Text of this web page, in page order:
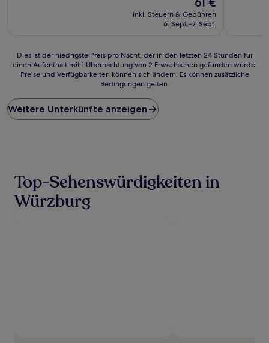
Preis
beträgt
inkl. Steuern & Gebühren
6. Sept.–7. Sept.
Dies
ist
Preis
pro
Nacht,
24 Stunden
einen
Aufenthalt
Dies ist der niedrigste Preis pro Nacht, der in den letzten 24 Stunden für
einen Aufenthalt mit 1 Übernachtung von 2 Erwachsenen gefunden wurde.
Preise und Verfügbarkeiten können sich ändern. Es können zusätzliche
Bedingungen gelten.
Weitere Unterkünfte anzeigen
Top-Sehenswürdigkeiten in
Würzburg